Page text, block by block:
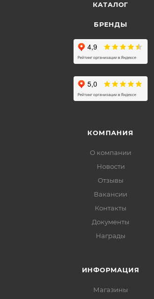
КАТАЛОГ
БРЕНДЫ
КОМПАНИЯ
О компании
Новости
Отзывы
Вакансии
Контакты
Документы
Награды
ИНФОРМАЦИЯ
Магазины